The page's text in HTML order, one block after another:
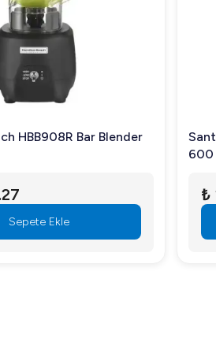
getirebilir.
tanışarak işlerinizi kolaylaştırın.
HBB908R Bar Blender
Sepete Ekle
600
₺